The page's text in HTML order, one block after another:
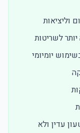
וליציאות
לשריטות
עדין ולא